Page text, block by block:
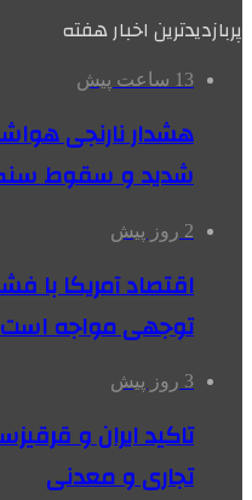
پربازدیدترین اخبار هفته
13 ساعت پیش
شدید و سقوط
2 روز پیش
اقتصاد آمریکا با
توجهی مواجه است
3 روز پیش
تاکید ایران و
تجاری و معدنی